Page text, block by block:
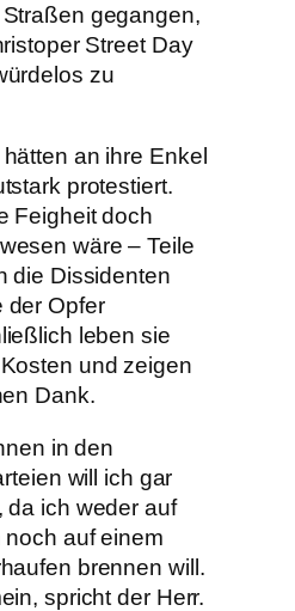
gegangen,
Street Day
zu
an ihre Enkel
protestiert.
Feigheit doch
wäre – Teile
die Dissidenten
der Opfer
leben sie
und zeigen
Dank.
in den
will ich gar
da ich weder auf
auf einem
brennen will.
spricht der Herr.